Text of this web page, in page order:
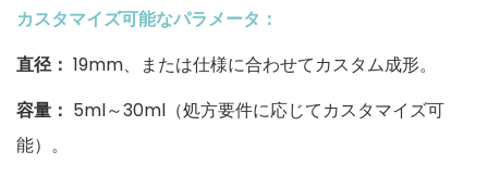
カスタマイズ可能なパラメータ：
直径： 19mm、または仕様に合わせてカスタム成形。
容量： 5ml～30ml（処方要件に応じてカスタマイズ可
能）。